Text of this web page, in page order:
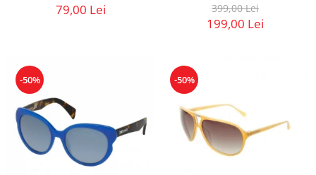
79,00 Lei 399,00 Lei
199,00 Lei
-50% -50%